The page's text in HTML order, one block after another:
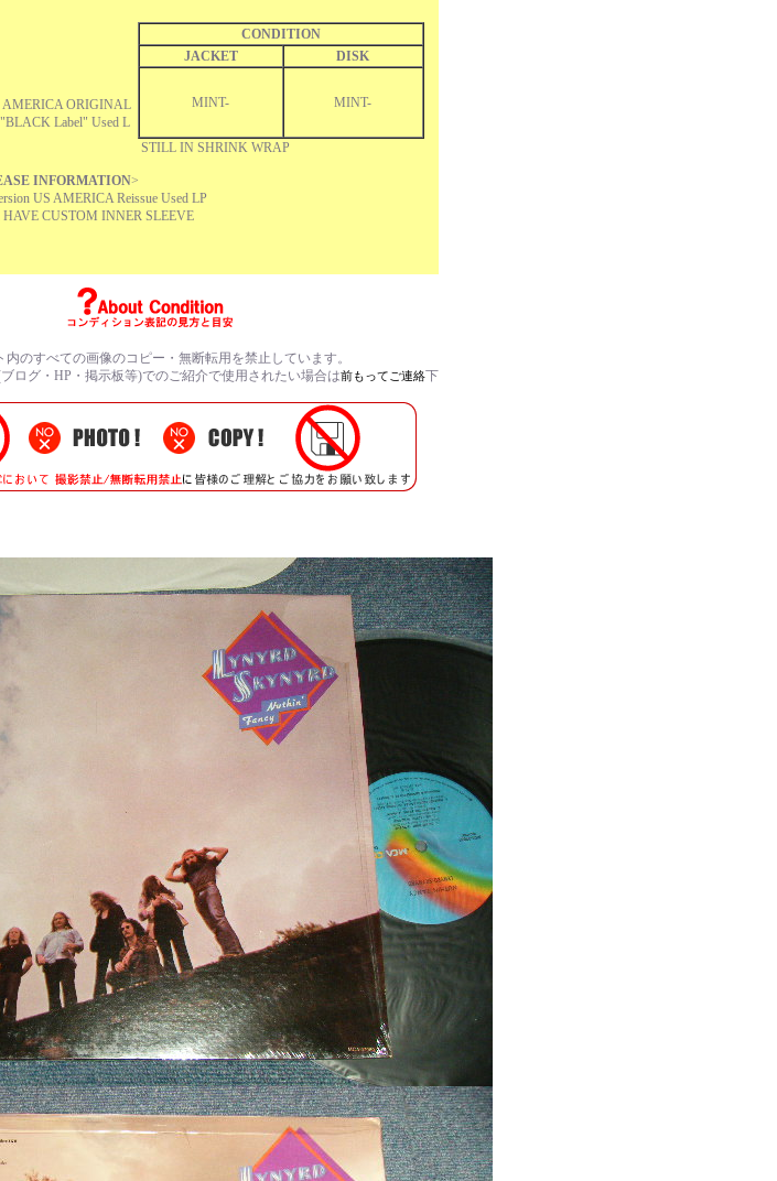
CONDITION
JACKET
DISK
MINT- MINT-
STILL IN SHRINK WRAP
AMERICA ORIGINAL
"BLACK Label" Used L
INFORMATION>
US AMERICA Reissue Used LP
HAVE CUSTOM INNER SLEEVE
内のすべての画像のコピー・無断転用を禁止 しています。
ログ・HP・掲示板等)でのご紹介で使用されたい場合は前もってご連絡下